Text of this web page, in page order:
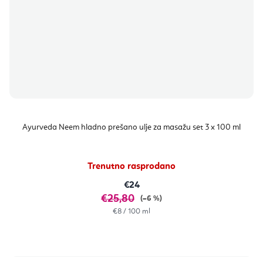
Ayurveda Neem hladno prešano ulje za masažu set 3 x 100 ml
Trenutno rasprodano
€24
€25,80
(–6 %)
Izračunaj
€8 / 100 ml